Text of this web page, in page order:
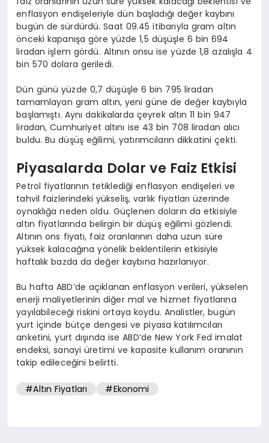
enflasyon endişeleriyle dün başladığı değer kaybını
bugün de sürdürdü. Saat 09.45 itibarıyla gram altın
önceki kapanışa göre yüzde 1,5 düşüşle 6 bin 694
liradan işlem gördü. Altının onsu ise yüzde 1,8 azalışla 4
bin 570 dolara geriledi.
Dün günü yüzde 0,7 düşüşle 6 bin 795 liradan
tamamlayan gram altın, yeni güne de değer kaybıyla
başlamıştı. Aynı dakikalarda çeyrek altın 11 bin 947
liradan, Cumhuriyet altını ise 43 bin 708 liradan alıcı
buldu. Bu düşüş eğilimi, yatırımcıların dikkatini çekti.
Piyasalarda Dolar ve Faiz Etkisi
Petrol fiyatlarının tetiklediği enflasyon endişeleri ve
tahvil faizlerindeki yükseliş, varlık fiyatları üzerinde
oynaklığa neden oldu. Güçlenen doların da etkisiyle
altın fiyatlarında belirgin bir düşüş eğilimi gözlendi.
Altının ons fiyatı, faiz oranlarının daha uzun süre
yüksek kalacağına yönelik beklentilerin etkisiyle
haftalık bazda da değer kaybına hazırlanıyor.
Bu hafta ABD’de açıklanan enflasyon verileri, yükselen
enerji maliyetlerinin diğer mal ve hizmet fiyatlarına
yayılabileceği riskini ortaya koydu. Analistler, bugün
yurt içinde bütçe dengesi ve piyasa katılımcıları
anketini, yurt dışında ise ABD’de New York Fed imalat
endeksi, sanayi üretimi ve kapasite kullanım oranının
takip edileceğini belirtti.
#Altın Fiyatları #Ekonomi